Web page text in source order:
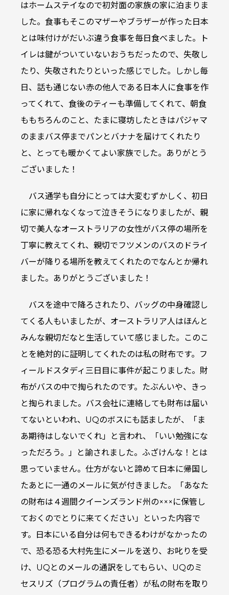
はホームステイなので初対面の家族の家に泊まりま
した。食事もそこのマザーやブラザーが作った日本
とは味付けがだいぶ違う食事を毎日食べました。ト
イレは鍵がついていないおうちだったので、失敬し
たり、失敬されたりといった感じでした。しかし毎
日、話も通じない赤の他人である日本人に食事を作
ってくれて、食後のティーも準備してくれて、朝食
ももちろんのこと、たまに寝坊したときはパジャマ
のままバス停までパンとバナナを届けてくれたり
と、とっても暖かくてよい家族でした。ありがとう
ございました！
バス通学も自分にとっては大変むずかしく、初日
に家に帰れなくなって泣きそうになりましたが、親
切で美人なオーストラリアの女性がバス停の場所を
丁寧に教えてくれ、親切でフツメンのバスのドライ
バーが降りる場所を教えてくれたのでなんとか帰れ
ました。ありがとうございました！
バスを途中で降ろされたり、バッグの中身確認し
てくる人もいましたが、オーストラリア人はほんと
みんな親切だなと生活していて感じました。このこ
とを絶対的に証明してくれたのは私の財布です。フ
ィールドスタディ三日目に事件が起こりました。財
布がバスの中で掏られたのです。たぶんいや、きっ
と掏られました。バス会社に連絡しても財布は届い
てないといわれ、UQのボスにも話ましたが、「ま
あ期待はしないでくれ」と言われ、「いい勉強にな
っただろう。」と諭されました。ふざけんな！とは
思っていません。仕方がないと諦めて日本に帰国し
たあとに一通のメールに気が付きました。「あなた
の財布は４週間クイーンズランド州の×××に保管し
ておくのでとりに来てください」といった内容で
す。日本にいる自分は何もできるわけがなかったの
で、恐る恐る大村先生にメールを送り、お叱りを受
け、UQとのメールの通訳をしてもらい、UQのミ
セスリズ（プログラムの責任者）が私の財布を取り